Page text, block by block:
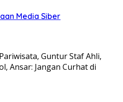
Media Siber
Guntur Staf Ahli,
Ansar: Jangan Curhat di